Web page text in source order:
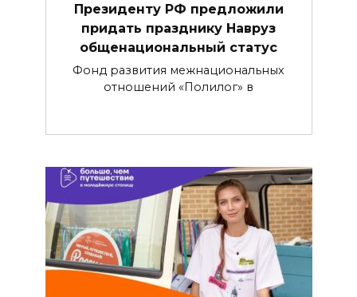
Президенту РФ предложили
придать празднику Навруз
общенациональный статус
Фонд развития межнациональных
отношений «Полилог» в